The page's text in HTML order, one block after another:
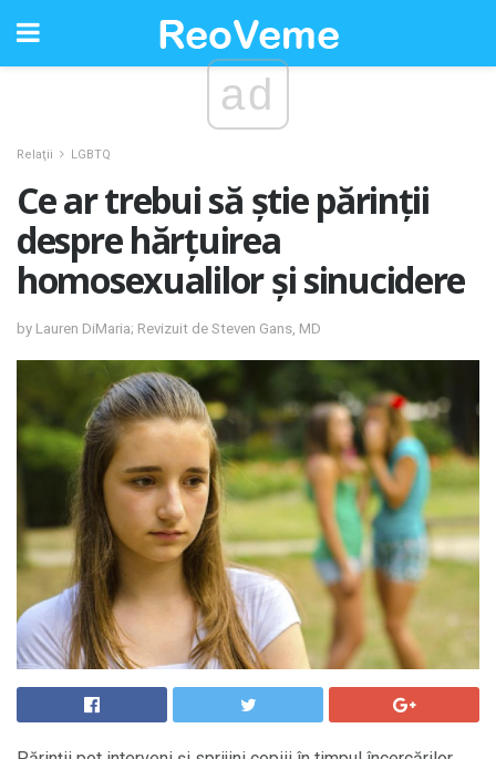
ad
Relaţii LGBTQ
Ce ar trebui să știe părinții
despre hărțuirea
homosexualilor și sinucidere
by Lauren DiMaria; Revizuit de Steven Gans, MD